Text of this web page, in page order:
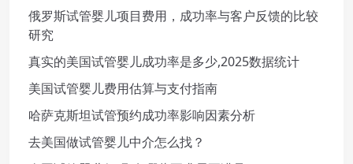
俄罗斯试管婴儿项目费用，成功率与客户反馈的比较
研究
真实的美国试管婴儿成功率是多少,2025数据统计
美国试管婴儿费用估算与支付指南
哈萨克斯坦试管预约成功率影响因素分析
去美国做试管婴儿中介怎么找？